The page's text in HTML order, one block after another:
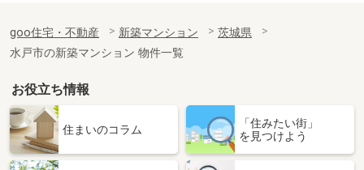
goo住宅・不動産 新築マンション
茨城県
水戸市の新築マンション 物件一覧
お役立ち情報
住まいのコラム
「住みたい街」
を見つけよう